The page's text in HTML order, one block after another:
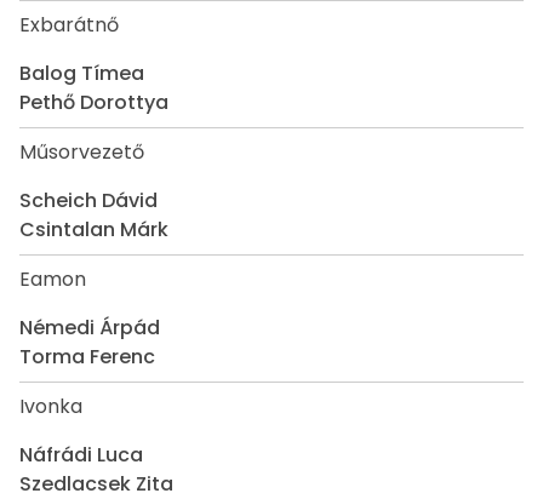
Exbarátnő
Balog Tímea
Pethő Dorottya
Műsorvezető
Scheich Dávid
Csintalan Márk
Eamon
Némedi Árpád
Torma Ferenc
Ivonka
Náfrádi Luca
Szedlacsek Zita